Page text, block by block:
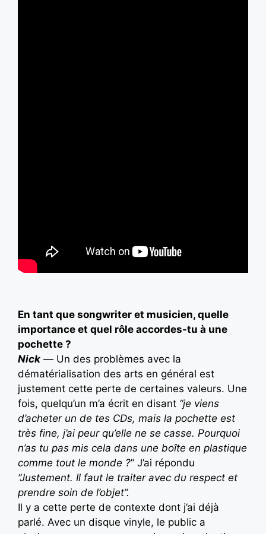
En tant que songwriter et musicien, quelle
importance et quel rôle accordes-tu à une
pochette ?
Nick — Un des problèmes avec la
dématérialisation des arts en général est
justement cette perte de certaines valeurs. Une
fois, quelqu’un m’a écrit en disant “je viens
d’acheter un de tes CDs, mais la pochette est
très fine, j’ai peur qu’elle ne se casse. Pourquoi
n’as tu pas mis cela dans une boîte en plastique
comme tout le monde ?” J’ai répondu
“Justement. Il faut le traiter avec du respect et
prendre soin de l’objet”.
Il y a cette perte de contexte dont j’ai déjà
parlé. Avec un disque vinyle, le public a